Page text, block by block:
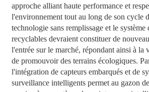
approche alliant haute performance et
l'environnement tout au long de son cycle
technologie sans remplissage et le système
recyclables devraient constituer de
l'entrée sur le marché, répondant ainsi à la
de promouvoir des terrains écologiques.
l'intégration de capteurs embarqués et de
surveillance intelligents permet au gazon